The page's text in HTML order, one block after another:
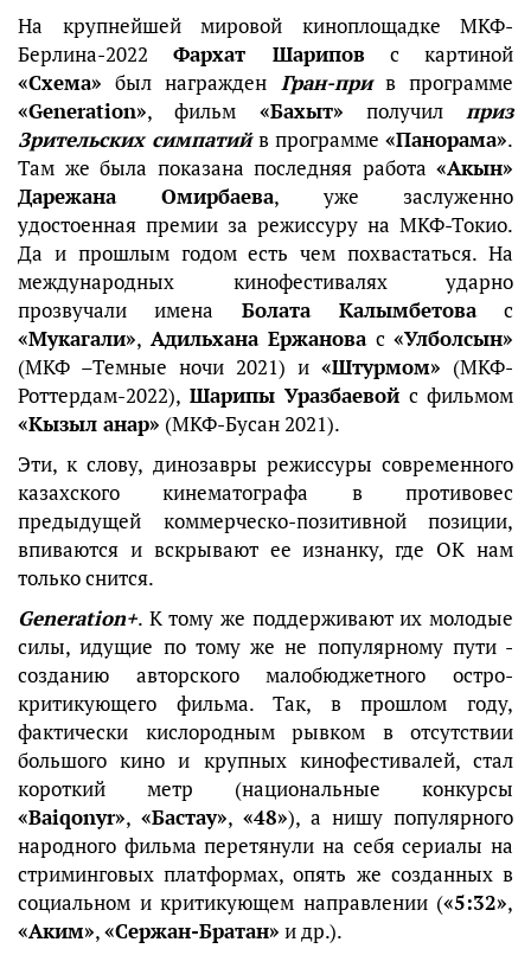
На крупнейшей мировой киноплощадке МКФ-
Берлина-2022Фархат Шариповс картиной
«Схема» был награжден Гран-прив программе
«Generation», фильм «Бахыт» получил приз
Зрительских симпатийв программе «Панорама».
Там же была показана последняя работа «Акын»
Дарежана Омирбаева, уже заслуженно
удостоенная премии за режиссуру на МКФ-Токио.
Да и прошлым годом есть чем похвастаться. На
международных кинофестивалях ударно
прозвучали имена Болата Калымбетовас
«Мукагали», Адильхана Ержановас «Улболсын»
(МКФ –Темные ночи 2021) и «Штурмом» (МКФ-
Роттердам-2022), Шарипы Уразбаевой с фильмом
«Кызыл анар» (МКФ-Бусан 2021).
Эти, к слову, динозавры режиссуры современного
казахского кинематографа в противовес
предыдущей коммерческо-позитивной позиции,
впиваются и вскрывают ее изнанку, где ОК нам
только снится.
Generation+. К тому же поддерживают их молодые
силы, идущие по тому же не популярному пути -
созданию авторского малобюджетного остро-
критикующего фильма. Так, в прошлом году,
фактически кислородным рывком в отсутствии
большого кино и крупных кинофестивалей, стал
короткий метр (национальные конкурсы
«Baiqonyr», «Бастау», «48»), а нишу популярного
народного фильма перетянули на себя сериалы на
стриминговых платформах, опять же созданных в
социальном и критикующем направлении («5:32»,
«Аким»,«Сержан-Братан» и др.).